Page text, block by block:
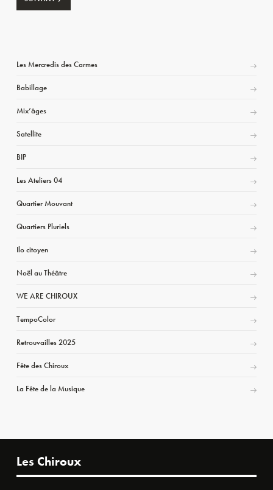
Les Mercredis des Carmes
Babillage
Mix’âges
Satellite
BIP
Les Ateliers 04
Quartier Mouvant
Quartiers Pluriels
Ilo citoyen
Noël au Théâtre
WE ARE CHIROUX
TempoColor
Retrouvailles 2025
Fête des Chiroux
La Fête de la Musique
Les Chiroux